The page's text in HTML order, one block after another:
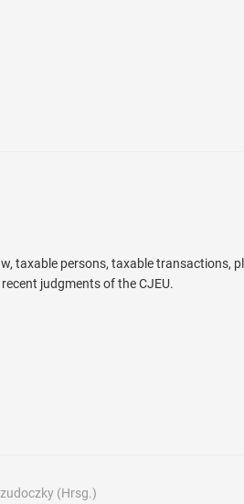
taxable persons, taxable transactions,
judgments of the CJEU.
(Hrsg.)